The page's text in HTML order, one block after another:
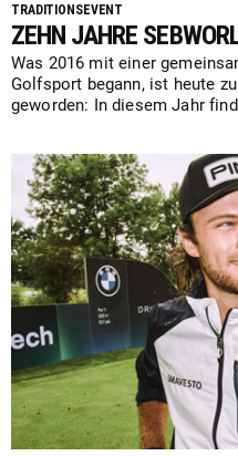
TRADITIONSEVENT
ZEHN JAHRE
Was 2016 mit einer
Golfsport begann, ist heute
geworden: In diesem Jahr